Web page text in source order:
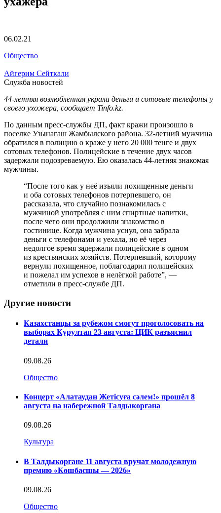
06.02.21
Общество
Айгерим Сейткали
Служба новостей
44-летняя возлюбленная украла деньги и сотовые телефоны у
своего ухожера, сообщает Tinfo.kz.
По данным пресс-службы ДП, факт кражи произошло в
поселке Узынагаш Жамбылского района. 32-летний мужчина
обратился в полицию о краже у него 20 000 тенге и двух
сотовых телефонов. Полицейские в течение двух часов
задержали подозреваемую. Ею оказалась 44-летняя знакомая
мужчины.
“После того как у неё изъяли похищенные деньги
и оба сотовых телефонов потерпевшего, он
рассказала, что случайно познакомилась с
мужчиной употребляя с ним спиртные напитки,
после чего они продолжили знакомство в
гостинице. Когда мужчина уснул, она забрала
деньги с телефонами и уехала, но её через
недолгое время задержали полицейские в одном
из крестьянских хозяйств. Потерпевший, которому
вернули похищенное, поблагодарил полицейских
и пожелал им успехов в нелёгкой работе”, —
отметили в пресс-службе ДП.
Другие новости
Казахстанцы за рубежом смогут проголосовать на
выборах Курултая 23 августа: ЦИК разъяснил
детали
09.08.26
Общество
Концерт «Алатаудан Жетісуға сәлем!» прошёл 8
августа на набережной Талдыкоргана
09.08.26
Культура
В Талдыкоргане 11 августа вручат молодежную
премию «Көшбасшы — 2026»
09.08.26
Общество